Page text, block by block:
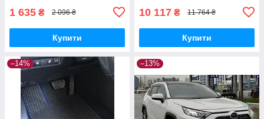
1 635 ₴ 2 096 ₴
Купити
10 117 ₴ 11 764 ₴
Купити
–14% –13%